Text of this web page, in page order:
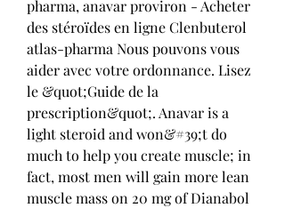
pharma, anavar proviron - Acheter
des stéroïdes en ligne Clenbuterol
atlas-pharma Nous pouvons vous
aider avec votre ordonnance. Lisez
le &quot;Guide de la
prescription&quot;. Anavar is a
light steroid and won&#39;t do
much to help you create muscle; in
fact, most men will gain more lean
muscle mass on 20 mg of Dianabol